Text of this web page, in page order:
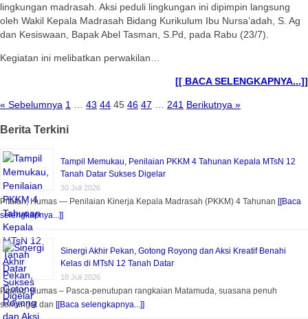
lingkungan madrasah. Aksi peduli lingkungan ini dipimpin langsung
oleh Wakil Kepala Madrasah Bidang Kurikulum Ibu Nursa’adah, S. Ag
dan Kesiswaan, Bapak Abel Tasman, S.Pd, pada Rabu (23/7).
Kegiatan ini melibatkan perwakilan…
[[ BACA SELENGKAPNYA...]]
« Sebelumnya 1 43 44 45 46 47 241 Berikutnya »
Berita Terkini
Tampil Memukau, Penilaian PKKM 4 Tahunan Kepala MTsN 12
Tanah Datar Sukses Digelar
30 Juli 2026
Pitalah, Humas — Penilaian Kinerja Kepala Madrasah (PKKM) 4 Tahunan [[Baca
selengkapnya...]]
Sinergi Akhir Pekan, Gotong Royong dan Aksi Kreatif Benahi
Kelas di MTsN 12 Tanah Datar
18 Juli 2026
Pitalah, Humas – Pasca-penutupan rangkaian Matamuda, suasana penuh
semangat dan [[Baca selengkapnya...]]